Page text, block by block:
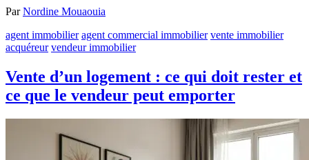
ParNordine Mouaouia
agent immobilier agent commercial immobilier vente immobilier
acquéreur vendeur immobilier
Vente d’un logement : ce qui doit rester et
ce que le vendeur peut emporter